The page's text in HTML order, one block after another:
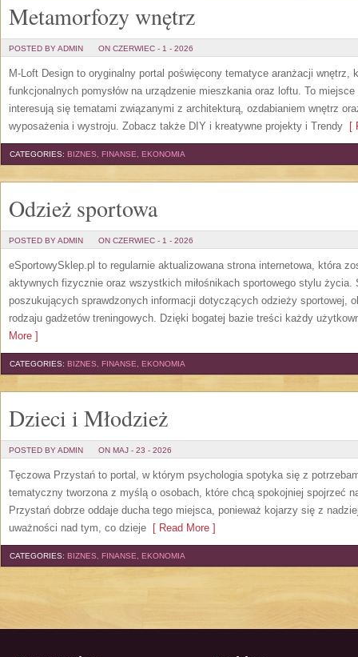
Metamorfozy wnętrz
POSTED BY ADMIN ON CZERWIEC - 1 - 2026
M-Loft Design to oryginalny portal poświęcony tematyce aranżacji wnętrz,
funkcjonalnych pomysłów na urządzenie mieszkania oraz loftu. To
interesują się tematami związanymi z architekturą, ozdabianiem wnętrz
wyposażenia i wystroju. Zobacz także DIY i kreatywne projekty i Trendy [
CATEGORIES: BIZNES, FINANSE, EKONOMIA
Odzież sportowa
POSTED BY ADMIN ON CZERWIEC - 1 - 2026
eSportowySklep.pl to regularnie aktualizowana strona internetowa, która
aktywnych fizycznie oraz wszystkich miłośnikach sportowego stylu życia.
poszukujących sprawdzonych informacji dotyczących odzieży sportowej,
rodzaju gadżetów treningowych. Dzięki bogatej bazie treści każdy
More ]
CATEGORIES: BIZNES, FINANSE, EKONOMIA
Dzieci i Młodzież
POSTED BY ADMIN ON MAJ - 23 - 2026
Tęczowa Przystań to portal, w którym psychologia spotyka się z
tematyczny tworzona z myślą o osobach, które chcą spokojniej spojrzeć
Przystań dobrze oddaje ducha tego miejsca, ponieważ kojarzy się z
uważności nad tym, co dzieje [ Read More ]
CATEGORIES: BIZNES, FINANSE, EKONOMIA